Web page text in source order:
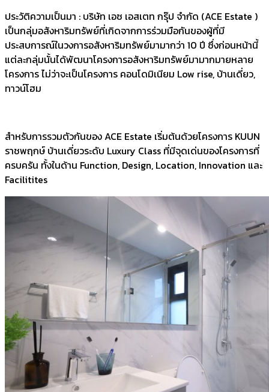
ประวัติความเป็นมา : บริษัท เอซ เอสเตท กรุ๊ป จำกัด (ACE Estate )
เป็นกลุ่มอสังหาริมทรัพย์ที่เกิดจากการร่วมมือกันของผู้ที่มี
ประสบการณ์ในวงการอสังหาริมทรัพย์มามากว่า 10 ปี ซึ่งก่อนหน้านี้
แต่ละกลุ่มนั้นได้พัฒนาโครงการอสังหาริมทรัพย์มามากมายหลาย
โครงการ ไม่ว่าจะเป็นโครงการ คอนโดมิเนียม Low rise, บ้านเดี่ยว,
ทาวน์โฮม
สำหรับการรวมตัวกันของ ACE Estate เริ่มต้นด้วยโครงการ KUUN
ราชพฤกษ์ บ้านเดี่ยวระดับ Luxury Class ที่มีจุดเด่นของโครงการที่
ครบครัน ทั้งในด้าน Function, Design, Location, Innovation และ
Facilitites